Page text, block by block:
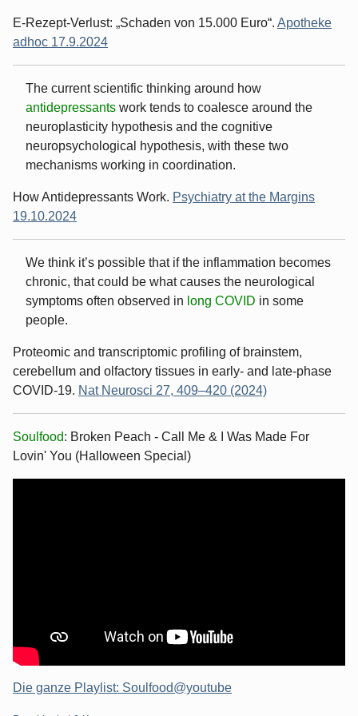
E-Rezept-Verlust: „Schaden von 15.000 Euro“. Apotheke
adhoc 17.9.2024
The current scientific thinking around how
antidepressants work tends to coalesce around the
neuroplasticity hypothesis and the cognitive
neuropsychological hypothesis, with these two
mechanisms working in coordination.
How Antidepressants Work. Psychiatry at the Margins
19.10.2024
We think it’s possible that if the inflammation becomes
chronic, that could be what causes the neurological
symptoms often observed in long COVID in some
people.
Proteomic and transcriptomic profiling of brainstem,
cerebellum and olfactory tissues in early- and late-phase
COVID-19. Nat Neurosci 27, 409–420 (2024)
Soulfood: Broken Peach - Call Me & I Was Made For
Lovin' You (Halloween Special)
Die ganze Playlist: Soulfood@youtube